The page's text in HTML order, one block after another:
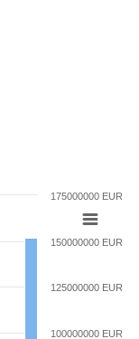
100000000 EUR
125000000 EUR
150000000 EUR
175000000 EUR